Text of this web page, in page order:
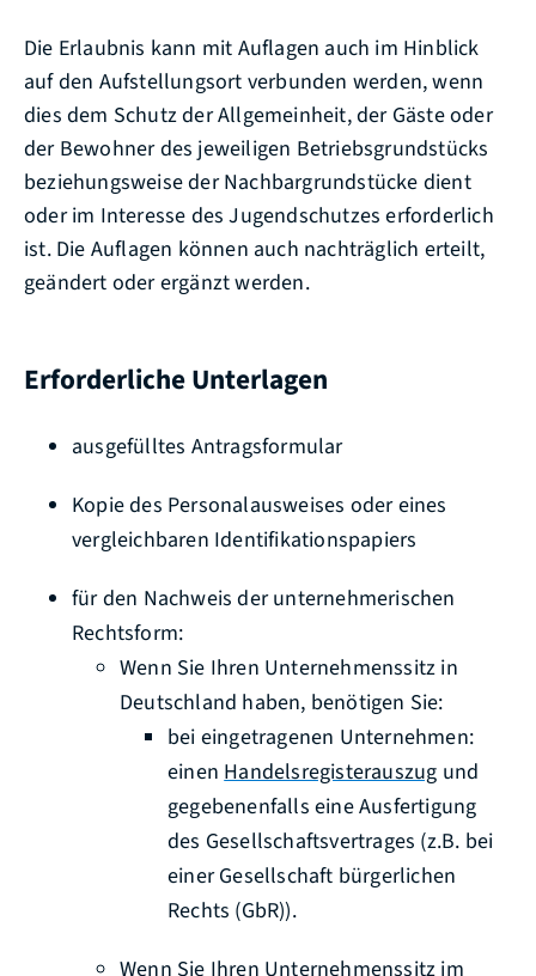
Die Erlaubnis kann mit Auflagen auch im Hinblick
auf den Aufstellungsort verbunden werden, wenn
dies dem Schutz der Allgemeinheit, der Gäste oder
der Bewohner des jeweiligen Betriebsgrundstücks
beziehungsweise der Nachbargrundstücke dient
oder im Interesse des Jugendschutzes erforderlich
ist. Die Auflagen können auch nachträglich erteilt,
geändert oder ergänzt werden.
Erforderliche Unterlagen
ausgefülltes Antragsformular
Kopie des Personalausweises oder eines
vergleichbaren Identifikationspapiers
für den Nachweis der unternehmerischen
Rechtsform:
Wenn Sie Ihren Unternehmenssitz in
Deutschland haben, benötigen Sie:
bei eingetragenen Unternehmen:
einen Handelsregisterauszug und
gegebenenfalls eine Ausfertigung
des Gesellschaftsvertrages (z.B. bei
einer Gesellschaft bürgerlichen
Rechts (GbR)).
Wenn Sie Ihren Unternehmenssitz im